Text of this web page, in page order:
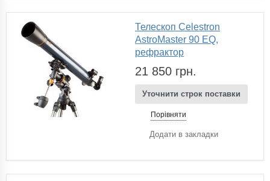
Телескоп Celestron
AstroMaster 90 EQ,
рефрактор
21 850 грн.
Уточнити строк поставки
Порівняти
Додати в закладки